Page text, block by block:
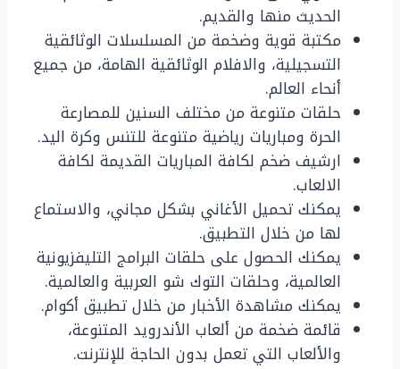
الحديث منها والقديم.
مكتبة قوية وضخمة من المسلسلات الوثائقية
التسجيلية، والافلام الوثائقية الهامة، من جميع
أنحاء العالم.
حلقات متنوعة من مختلف السنين للمصارعة
الحرة ومباريات رياضية متنوعة للتنس وكرة اليد.
ارشيف ضخم لكافة المباريات القديمة لكافة
الالعاب.
يمكنك تحميل الأغاني بشكل مجاني، والاستماع
لها من خلال التطبيق.
يمكنك الحصول على حلقات البرامج التليفزيونية
العالمية، وحلقات التوك شو العربية والعالمية.
يمكنك مشاهدة الأخبار من خلال تطبيق أكوام.
قائمة ضخمة من ألعاب الأندرويد المتنوعة،
والألعاب التي تعمل بدون الحاجة للإنترنت.